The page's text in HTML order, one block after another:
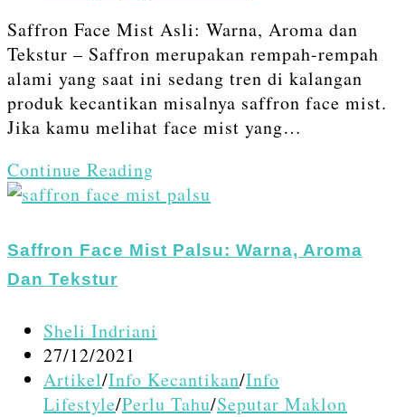
Saffron Face Mist Asli: Warna, Aroma dan
Tekstur – Saffron merupakan rempah-rempah
alami yang saat ini sedang tren di kalangan
produk kecantikan misalnya saffron face mist.
Jika kamu melihat face mist yang…
Continue Reading
Face
Asli:
Tekstur
Saffron Face Mist Palsu: Warna, Aroma
Dan Tekstur
Post
author:
Sheli Indriani
Post
published:
27/12/2021
Post
category:
Artikel/Info Kecantikan/Info
Lifestyle/Perlu Tahu/Seputar Maklon